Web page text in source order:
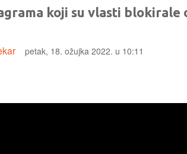
koji su vlasti blokirale
petak, 18. ožujka 2022. u 10:11